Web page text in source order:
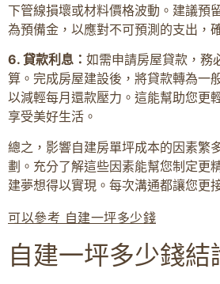
下管線損壞或材料價格波動。建議預
為預備金，以應對不可預測的支出，
6. 貸款利息： 如需申請房屋貸款，務
算。完成房屋建設後，將貸款轉為一
以減輕每月還款壓力。這能幫助您更
享受美好生活。
總之，影響自建房單坪成本的因素繁
劃。充分了解這些因素能幫您制定更
建夢想得以實現。每次溝通都讓您更
可以參考 自建一坪多少錢
自建一坪多少錢結